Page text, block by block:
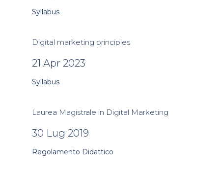
Syllabus
Digital marketing principles
21 Apr 2023
Syllabus
Laurea Magistrale in Digital Marketing
30 Lug 2019
Regolamento Didattico